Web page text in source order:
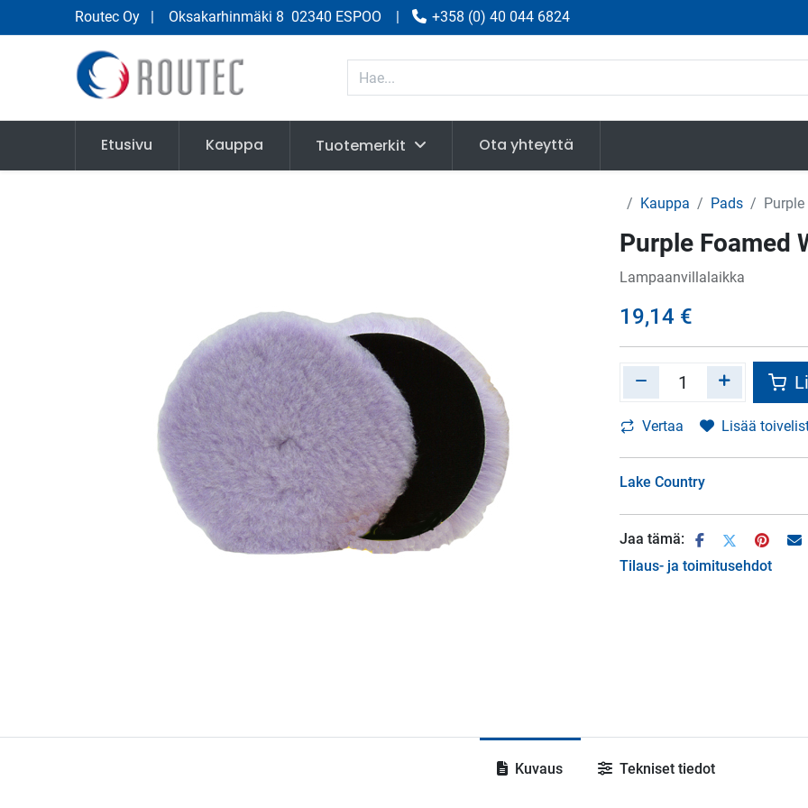
Routec Oy | Oksakarhinmäki 8 02340 ESPOO | +358 (0) 40 044 6824
Etusivu Kauppa Tuotemerkit Ota yhteyttä
Kauppa Pads
Purple Foamed
Lampaanvillalaikka
19,14 €
Vertaa Lisää
Lake Country
Jaa tämä:
Tilaus- ja toimitusehdot
Kuvaus Tekniset tiedot